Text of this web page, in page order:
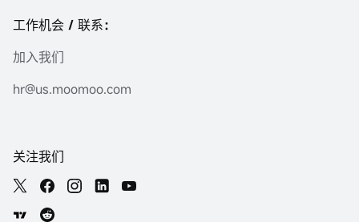
工作机会 / 联系：
加入我们
hr@us.moomoo.com
关注我们